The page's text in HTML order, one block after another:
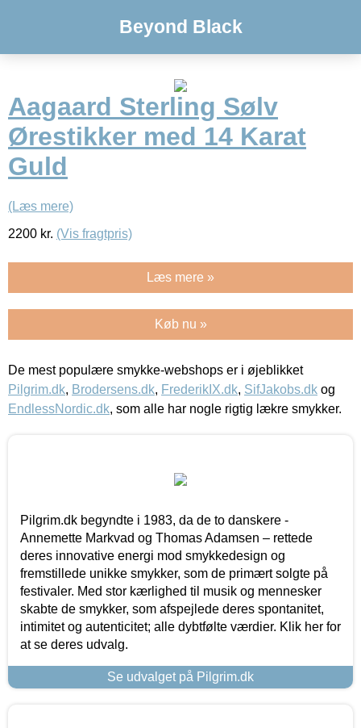
Beyond Black
Aagaard Sterling Sølv
Ørestikker med 14 Karat
Guld
(Læs mere)
2200 kr. (Vis fragtpris)
Læs mere »
Køb nu »
De mest populære smykke-webshops er i øjeblikket
Pilgrim.dk, Brodersens.dk, FrederikIX.dk, SifJakobs.dk og
EndlessNordic.dk, som alle har nogle rigtig lækre smykker.
Pilgrim.dk begyndte i 1983, da de to danskere -
Annemette Markvad og Thomas Adamsen – rettede
deres innovative energi mod smykkedesign og
fremstillede unikke smykker, som de primært solgte på
festivaler. Med stor kærlighed til musik og mennesker
skabte de smykker, som afspejlede deres spontanitet,
intimitet og autenticitet; alle dybtfølte værdier. Klik her for
at se deres udvalg.
Se udvalget på Pilgrim.dk